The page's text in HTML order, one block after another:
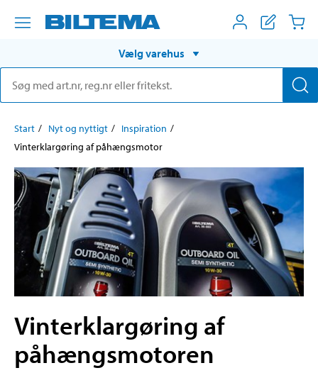
Vælg varehus
Start Nyt og nyttigt
Inspiration
Vinterklargøring af påhængsmotor
Vinterklargøring af
påhængsmotoren